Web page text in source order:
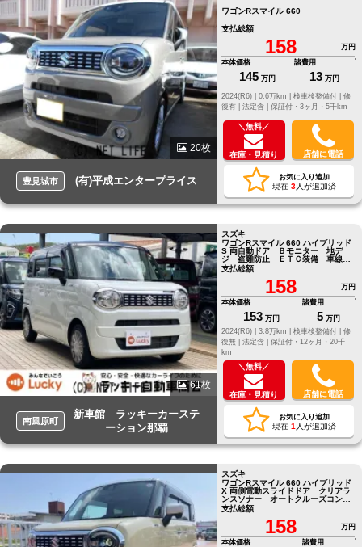
20枚
豊見城市 (有)平成エンタープライス
ワゴンRスマイル 660
支払総額
158
万円
本体価格
145 万円
諸費用
13 万円
修
復有 | 法定含 | 保証付・3ヶ月・5千km
＼無料／
在庫・見積り 店舗に電話
お気に入り追加
現在 3人が追加済
61枚
南風原町
新車館 ラッキーカーステ
ーション那覇
スズキ
ワゴンRスマイル 660 ハイブリッド
S 両自動ドア Ｂモニター 地デ
ジ 盗難防止 ＥＴＣ装備 車線逸
脱警告 レーダーブレーキサポー
ト
支払総額
158
万円
本体価格
153 万円
諸費用
5 万円
2024(R6) |
3.8万km | 検車検整備付 | 修
復無 | 法定含 | 保証付・12ヶ月・20千
km
＼無料／
在庫・見積り 店舗に電話
お気に入り追加
現在 1 人が追加済
スズキ
ワゴンRスマイル 660 ハイブリッド
X 両側電動スライドドア クリアラ
ンスソナー オートクルーズコント
ロール レーンアシスト オートラ
イト
支払総額
158
万円
本体価格
諸費用